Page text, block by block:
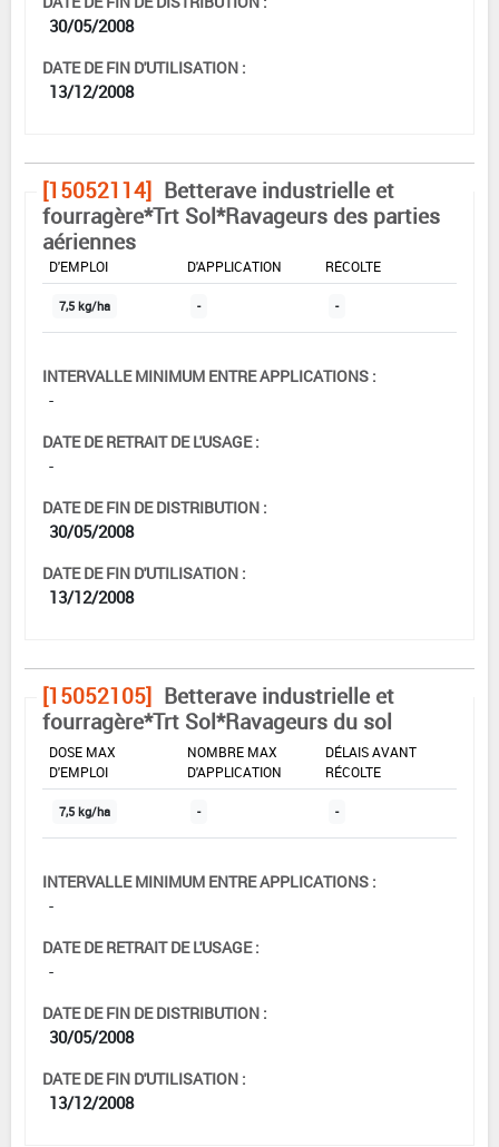
30/05/2008
DATE DE FIN D'UTILISATION :
13/12/2008
[15052114] Betterave industrielle et
fourragère*Trt Sol*Ravageurs des parties
aériennes
DOSE MAX
D'EMPLOI
D'APPLICATION
RÉCOLTE
7,5 kg/ha - -
INTERVALLE MINIMUM ENTRE APPLICATIONS :
-
DATE DE RETRAIT DE L'USAGE :
-
DATE DE FIN DE DISTRIBUTION :
30/05/2008
DATE DE FIN D'UTILISATION :
13/12/2008
[15052105] Betterave industrielle et
fourragère*Trt Sol*Ravageurs du sol
DOSE MAX
D'EMPLOI
NOMBRE MAX
D'APPLICATION
DÉLAIS AVANT
RÉCOLTE
7,5 kg/ha - -
INTERVALLE MINIMUM ENTRE APPLICATIONS :
-
DATE DE RETRAIT DE L'USAGE :
-
DATE DE FIN DE DISTRIBUTION :
30/05/2008
DATE DE FIN D'UTILISATION :
13/12/2008